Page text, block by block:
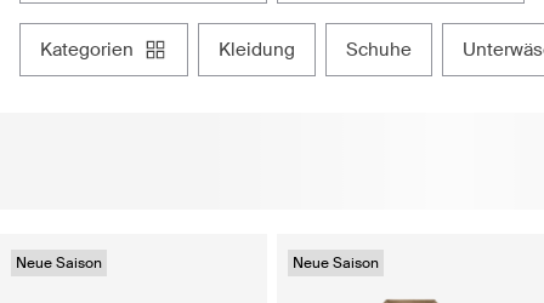
kategorien kleidung schuhe
Neue Saison Neue Saison